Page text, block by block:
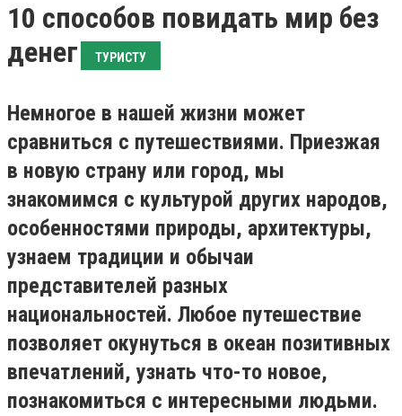
10 способов повидать мир без
денег
ТУРИСТУ
Немногое в нашей жизни может
сравниться с путешествиями. Приезжая
в новую страну или город, мы
знакомимся с культурой других народов,
особенностями природы, архитектуры,
узнаем традиции и обычаи
представителей разных
национальностей. Любое путешествие
позволяет окунуться в океан позитивных
впечатлений, узнать что-то новое,
познакомиться с интересными людьми.